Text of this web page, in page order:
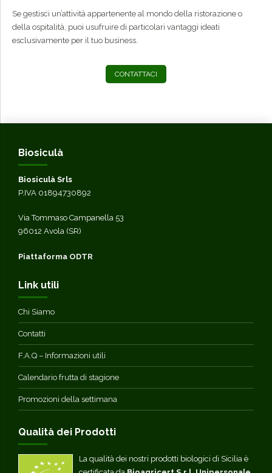
Se gestisci un’attività appartenente al mondo della ristorazione o
della ospitalità, puoi usufruire di particolari vantaggi ideati
esclusivamente per il tuo business.
CONTATTACI
Biosiculà
Biosiculà Srls
P.IVA 01894730892
Via Tommaso Campanella 53
96012 Avola (SR)
Piattaforma ODTR
Link utili
Chi Siamo
Contatti
F.A.Q – Informazioni utili
Calendario frutta di stagione
Promozioni della settimana
Qualità dei Prodotti
La qualità dei nostri prodotti biologici di Sicilia è